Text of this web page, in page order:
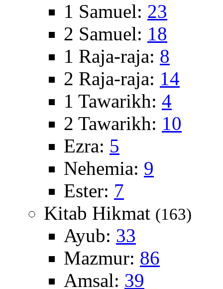
1 Samuel: 23
2 Samuel: 18
1 Raja-raja: 8
2 Raja-raja: 14
1 Tawarikh: 4
2 Tawarikh: 10
Ezra: 5
Nehemia: 9
Ester: 7
Kitab Hikmat (163)
Ayub: 33
Mazmur: 86
Amsal: 39